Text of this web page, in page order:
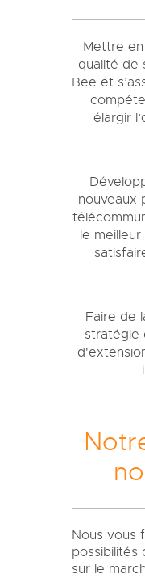
Mettre
qualité de
Bee et
élargir
nouveaux
le
Faire de
stratégie
Nous vous
possibilités
sur le